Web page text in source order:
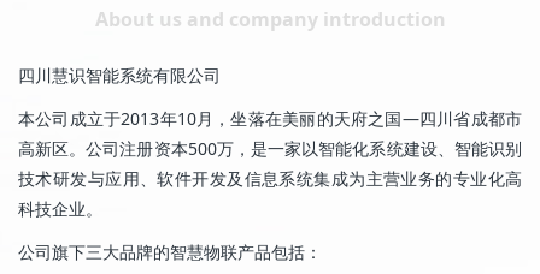
About us and company introduction
四川慧识智能系统有限公司
本公司成立于2013年10月，坐落在美丽的天府之国—四川省成都市
高新区。公司注册资本500万，是一家以智能化系统建设、智能识别
技术研发与应用、软件开发及信息系统集成为主营业务的专业化高
科技企业。
公司旗下三大品牌的智慧物联产品包括：